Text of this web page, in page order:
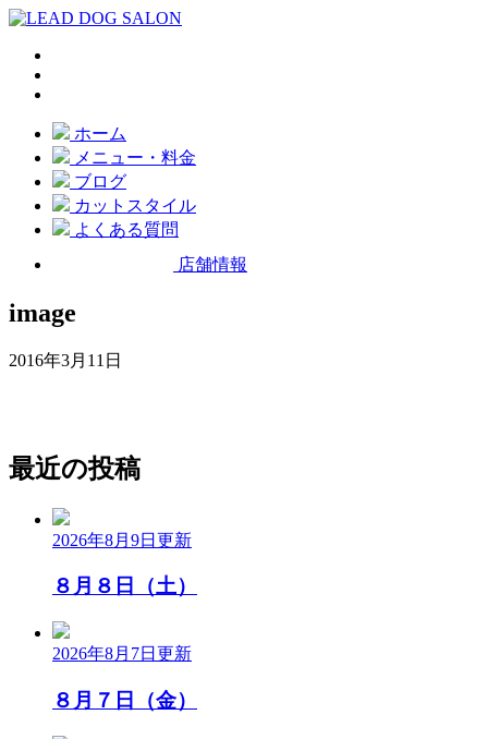
ホーム
メニュー・料金
ブログ
カットスタイル
よくある質問
店舗情報
image
2016年3月11日
最近の投稿
2026年8月9日 更新
８月８日（土）
2026年8月7日 更新
８月７日（金）